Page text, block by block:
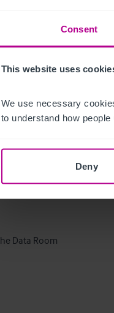
Consent
This website uses
We use necessary
to understand how
Deny
United Kingdom YO11
Data Room